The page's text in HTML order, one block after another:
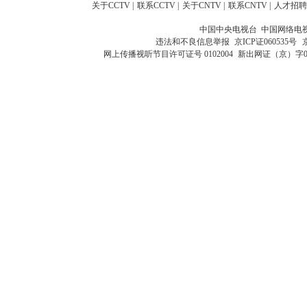
关于CCTV 联系CCTV 关于CNTV 联系CNTV 人才招聘
中国中央电视台 中国网络电
违法和不良信息举报 京ICP证060535号
网上传播视听节目许可证号 0102004 新出网证（京）